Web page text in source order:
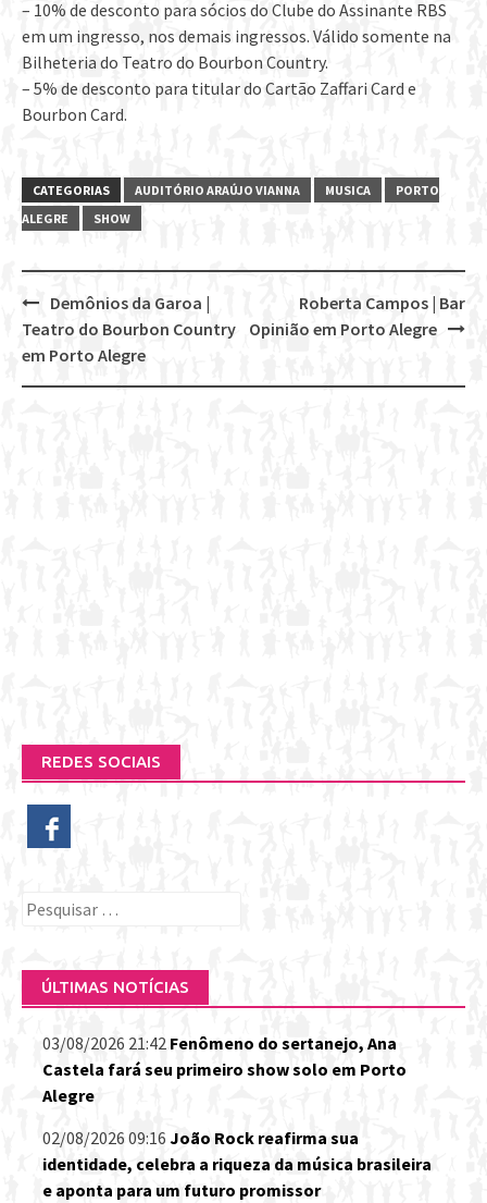
– 10% de desconto para sócios do Clube do Assinante RBS
em um ingresso, nos demais ingressos. Válido somente na
Bilheteria do Teatro do Bourbon Country.
– 5% de desconto para titular do Cartão Zaffari Card e
Bourbon Card.
CATEGORIAS AUDITÓRIO ARAÚJO VIANNA MUSICA
PORTO
ALEGRE
SHOW
Post
navigation
Roberta Campos | Bar
Opinião em Porto Alegre
Demônios da Garoa |
Teatro do Bourbon Country
em Porto Alegre
REDES SOCIAIS
Pesquisar
ÚLTIMAS NOTÍCIAS
03/08/2026 21:42 Fenômeno do sertanejo, Ana
Castela fará seu primeiro show solo em Porto
Alegre
02/08/2026 09:16 João Rock reafirma sua
identidade, celebra a riqueza da música brasileira
e aponta para um futuro promissor